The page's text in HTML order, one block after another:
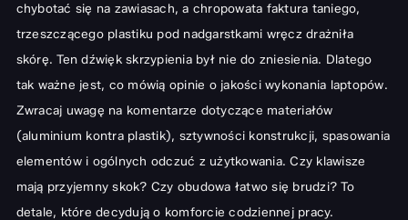
chybotać się na zawiasach, a chropowata faktura taniego,
trzeszczącego plastiku pod nadgarstkami wręcz drażniła
skórę. Ten dźwięk skrzypienia był nie do zniesienia. Dlatego
tak ważne jest, co mówią opinie o jakości wykonania laptopów.
Zwracaj uwagę na komentarze dotyczące materiałów
(aluminium kontra plastik), sztywności konstrukcji, spasowania
elementów i ogólnych odczuć z użytkowania. Czy klawisze
mają przyjemny skok? Czy obudowa łatwo się brudzi? To
detale, które decydują o komforcie codziennej pracy.